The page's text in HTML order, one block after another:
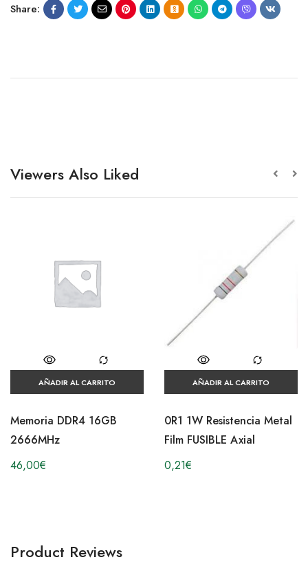
Share:
Viewers Also Liked
AÑADIR AL CARRITO
Memoria DDR4 16GB
2666MHz
46,00€
AÑADIR AL CARRITO
0R1 1W Resistencia Metal
Film FUSIBLE Axial
0,21€
Product Reviews